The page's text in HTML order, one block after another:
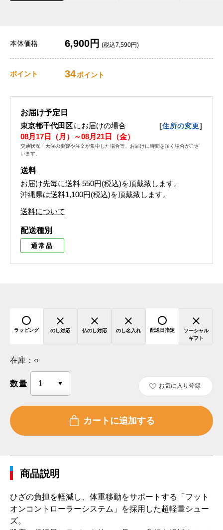
本体価格 6,900円 (税込7,590円)
ポイント 34ポイント
お届け予定日
東京都千代田区にお届けの場合 [住所の変更]
08月17日（月）～08月21日（金）
交通状況・天候の影響や注文が集中した場合等、お届けに時間を頂く場合がござ
います。
送料
お届け先毎に送料 550円(税込)を頂戴致します。
沖縄県は送料1,100円(税込)を頂戴致します。
送料について
配送種別
通常品
ラッピング のし対応 仏のし対応 のし名入れ 配送日指定
ソーシャル
ギフト
在庫： ○
数量 お気に入り登録
商品説明
ひざの負担を軽減し、体重移動をサポートする「フット
オンコントローラーシステム」を採用した超軽量シュー
ズ。